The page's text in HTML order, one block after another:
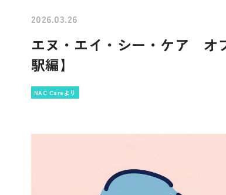
2026.03.26
エヌ・エイ・シー・ケア オ
駅編】
NAC Careより